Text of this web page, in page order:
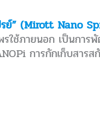
รย์” (Mirott Nano
รใช้ภายนอก เป็นการ
การกักเก็บสารส